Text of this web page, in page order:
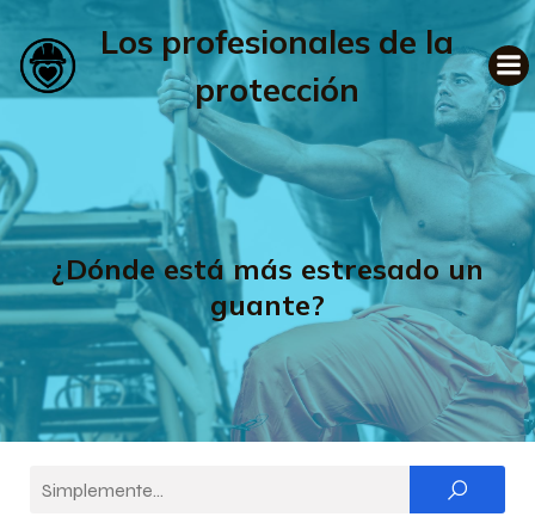
Los profesionales de la
protección
¿Dónde está más estresado un
guante?